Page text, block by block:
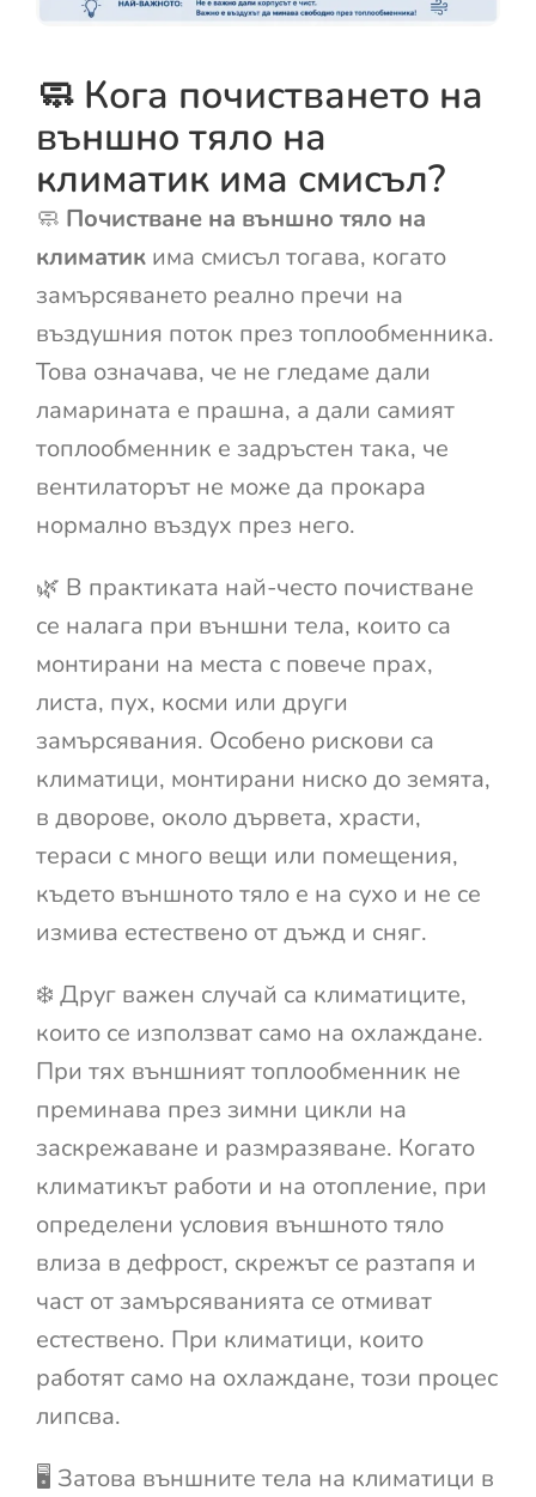
🧼 Кога почистването на
външно тяло на
климатик има смисъл?
🧼 Почистване на външно тяло на
климатикима смисъл тогава, когато
замърсяването реално пречи на
въздушния поток през топлообменника.
Това означава, че не гледаме дали
ламарината е прашна, а дали самият
топлообменник е задръстен така, че
вентилаторът не може да прокара
нормално въздух през него.
🌿 В практиката най-често почистване
се налага при външни тела, които са
монтирани на места с повече прах,
листа, пух, косми или други
замърсявания. Особено рискови са
климатици, монтирани ниско до земята,
в дворове, около дървета, храсти,
тераси с много вещи или помещения,
където външното тяло е на сухо и не се
измива естествено от дъжд и сняг.
❄️ Друг важен случай са климатиците,
които се използват само на охлаждане.
При тях външният топлообменник не
преминава през зимни цикли на
заскрежаване и размразяване. Когато
климатикът работи и на отопление, при
определени условия външното тяло
влиза в дефрост, скрежът се разтапя и
част от замърсяванията се отмиват
естествено. При климатици, които
работят само на охлаждане, този процес
липсва.
🖥️ Затова външните тела на климатици в